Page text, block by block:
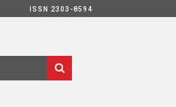
ISSN 2303-8594